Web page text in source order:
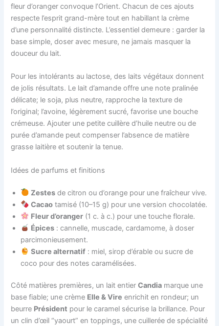
fleur d’oranger convoque l’Orient. Chacun de ces ajouts
respecte l’esprit grand-mère tout en habillant la crème
d’une personnalité distincte. L’essentiel demeure : garder la
base simple, doser avec mesure, ne jamais masquer la
douceur du lait.
Pour les intolérants au lactose, des laits végétaux donnent
de jolis résultats. Le lait d’amande offre une note pralinée
délicate; le soja, plus neutre, rapproche la texture de
l’original; l’avoine, légèrement sucré, favorise une bouche
crémeuse. Ajouter une petite cuillère d’huile neutre ou de
purée d’amande peut compenser l’absence de matière
grasse laitière et soutenir la tenue.
Idées de parfums et finitions
Zestes de citron ou d’orange pour une fraîcheur vive.
Cacao tamisé (10–15 g) pour une version chocolatée.
Fleur d’oranger (1 c. à c.) pour une touche florale.
Épices : cannelle, muscade, cardamome, à doser
parcimonieusement.
Sucre alternatif : miel, sirop d’érable ou sucre de
coco pour des notes caramélisées.
Côté matières premières, un lait entierCandia marque une
base fiable; une crème Elle & Vire enrichit en rondeur; un
beurre Président pour le caramel sécurise la brillance. Pour
un clin d’œil “yaourt” en toppings, une cuillerée de spécialité